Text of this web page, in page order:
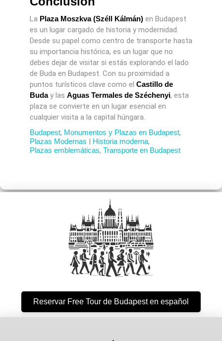
La Plaza Moszkva (Széll Kálmán)en Budapest
es un lugar cargado de historia y modernidad.
Desde su papel como centro de transporte hasta
su importancia histórica, es un lugar que no
debes dejar de visitar si estás explorando el lado
de Buda en Budapest. Con su proximidad a
puntos turísticos clave como el Castillo de
Buday las Aguas Termales de Széchenyi, esta
plaza se convierte en un lugar esencial en
cualquier visita a la capital húngara.
Budapest, Monumentos y Plazas en Budapest,
Plazas Modernas | Historia moderna,
Plazas emblemáticas, Transporte en Budapest
Reservar Free Tour de Budapest en español